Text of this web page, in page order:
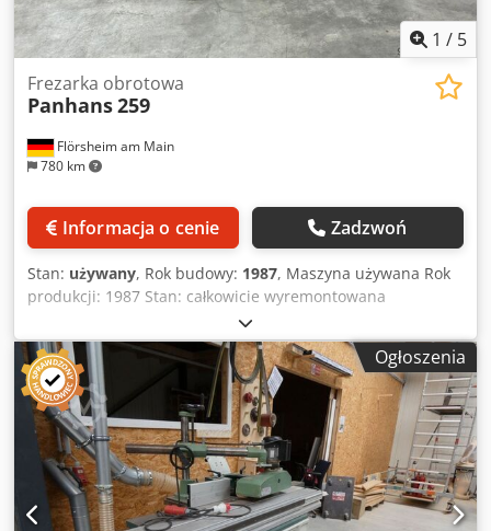
1 / 5
Flörsheim am Main
780 km
Frezarka obrotowa
Panhans259
Informacja o cenie Zadzwoń
Stan: używany, Rok budowy: 1987, Maszyna używana Rok
produkcji: 1987 Stan: całkowicie wyremontowana
Wyposażenie i dane techniczne: - Wymiary stołu 1100 x 760
mm - Silnik 4,7/5,7 kW, przełączany biegunowo - Z biegiem
prawo/lewo - Trzpień frezarski MK 5/30 mm - Regulacja
wysokości i pochylenia za pomocą koła ręcznego -
Prędkości obrotowe: 3000/4500/6000/9000 obr/min - Zakres
pochylenia trzpienia frezarskiego: -5 do +45° - Ogranicznik
frezarski z metalowymi szczękami - Zamontowany na
obrotowej tarczy, obrót o 360° - Poszerzenie stołu po obu
stronach z wysuwaną podporą ramy - Z 4-rolkowym
podajnikiem Waga ok. 900 kg Chedjzk Nzijpfx Aayja Zdjęcia
Ogłoszenia